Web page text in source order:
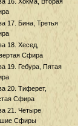
17. Бина, Третья
18. Хесед,
Сфира
19. Гебура, Пятая
20. Тиферет,
Сфира
21. Четыре
Сфиры